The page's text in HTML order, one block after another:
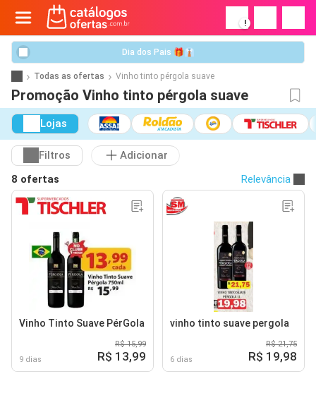
!
Dia dos Pais 🎁👔
Todas as ofertas Vinho tinto pérgola suave
Promoção Vinho tinto pérgola suave
Lojas
Filtros
Adicionar
8 ofertas
Relevância
Vinho Tinto Suave PérGola
9 dias
R$ 15,99
R$ 13,99
vinho tinto suave pergola
6 dias
R$ 21,75
R$ 19,98